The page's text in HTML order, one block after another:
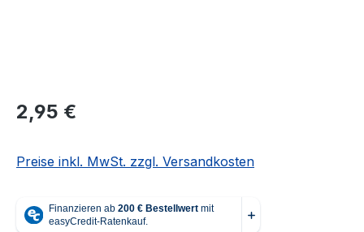
Regulärer Preis:
2,95 €
Preise inkl. MwSt. zzgl. Versandkosten